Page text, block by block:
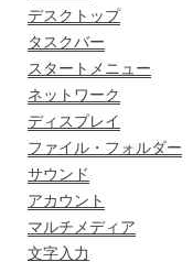
デスクトップ
タスクバー
スタートメニュー
ネットワーク
ディスプレイ
ファイル・フォルダー
サウンド
アカウント
マルチメディア
文字入力